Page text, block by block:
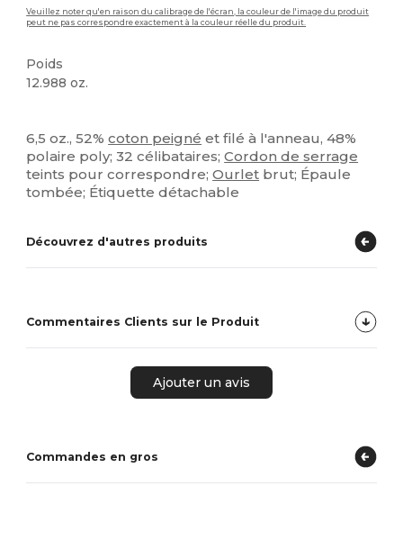
Veuillez noter qu'en raison du calibrage de l'écran, la couleur de l'image du produit
peut ne pas correspondre exactement à la couleur réelle du produit.
Poids
12.988 oz.
6,5 oz., 52%coton peigné et filé à l'anneau, 48%
polaire poly; 32 célibataires;Cordon de serrage
teints pour correspondre;Ourlet brut; Épaule
tombée; Étiquette détachable
Découvrez d'autres produits
Commentaires Clients sur le Produit
Ajouter un avis
Commandes en gros